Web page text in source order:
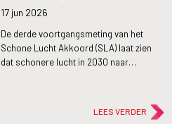
17 jun 2026
De derde voortgangsmeting van het
Schone Lucht Akkoord (SLA) laat zien
dat schonere lucht in 2030 naar…
LEES VERDER